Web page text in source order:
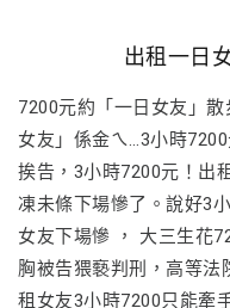
出租一日
7200元約「一日女友」
女友」係金ㄟ…3小時
挨告，3小時7200元！出
凍未條下場慘了。說好3
女友下場慘 ， 大三生花
胸被告猥褻判刑，高等法
租女友3小時7200只能牽